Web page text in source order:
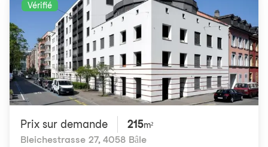
Vérifié
Prix ​​sur demande 215m²
Bleichestrasse 27, 4058 Bâle